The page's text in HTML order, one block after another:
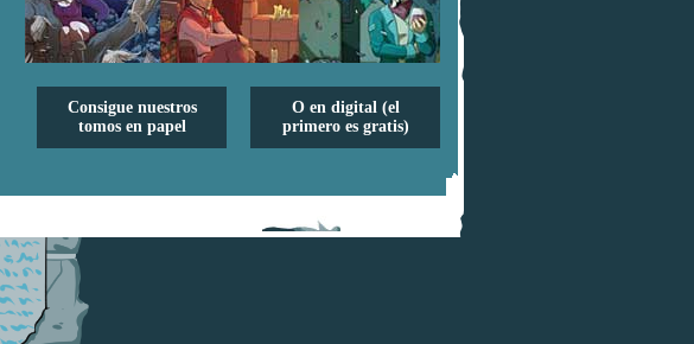
Consigue nuestros
tomos en papel
O en digital (el
primero es gratis)